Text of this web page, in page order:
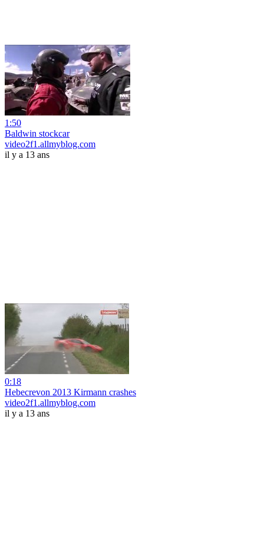
1:50
Baldwin stockcar
video2f1.allmyblog.com
il y a 13 ans
0:18
Hebecrevon 2013 Kirmann crashes
video2f1.allmyblog.com
il y a 13 ans